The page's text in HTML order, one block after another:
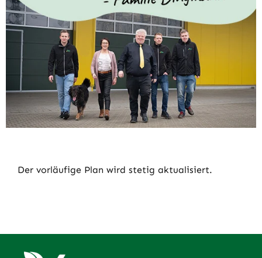
Der vorläufige Plan wird stetig aktualisiert.